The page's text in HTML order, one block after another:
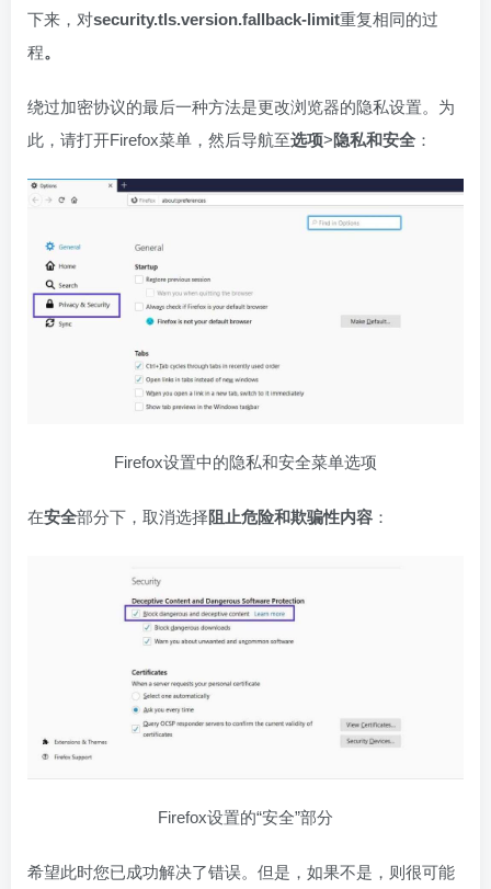
下来，对security.tls.version.fallback-limit重复相同的过
程。
绕过加密协议的最后一种方法是更改浏览器的隐私设置。为
此，请打开Firefox菜单，然后导航至选项>隐私和安全 ：
Firefox设置中的隐私和安全菜单选项
在安全部分下，取消选择阻止危险和欺骗性内容 ：
Firefox设置的“安全”部分
希望此时您已成功解决了错误。但是，如果不是，则很可能